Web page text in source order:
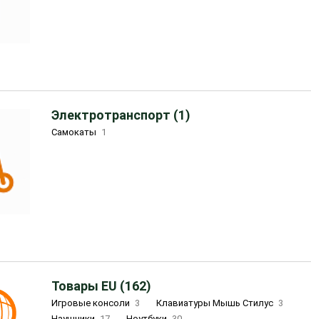
Электротранспорт (1)
Самокаты 1
Товары EU (162)
Игровые консоли 3 Клавиатуры Мышь Стилус 3